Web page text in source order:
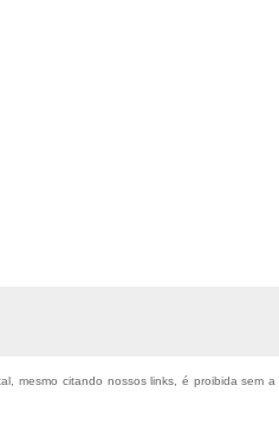
mesmo citando nossos links, é proibida sem